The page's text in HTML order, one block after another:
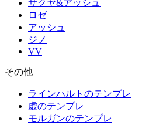
サクヤ&アッシュ
ロゼ
アッシュ
ジノ
VV
その他
ラインハルトのテンプレ
虚のテンプレ
モルガンのテンプレ